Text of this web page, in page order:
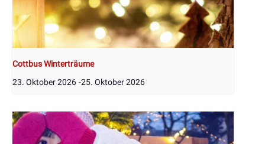
Cottbus Winterträume
23. Oktober 2026 -25. Oktober 2026